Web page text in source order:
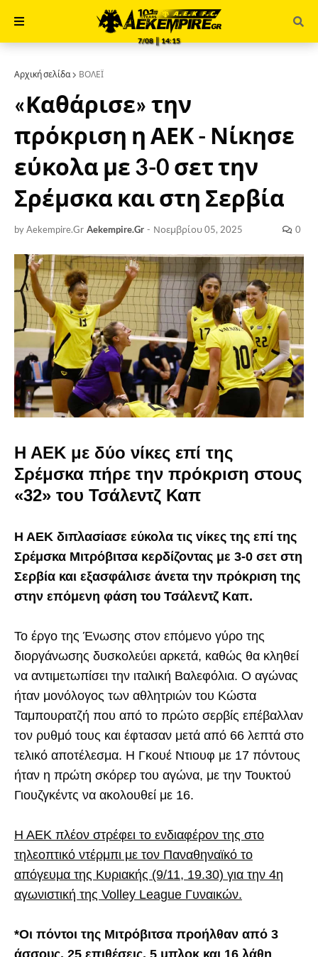
7/08 ║ 14:15
Αρχική σελίδα ΒΟΛΕΪ
«Καθάρισε» την
πρόκριση η ΑΕΚ - Νίκησε
εύκολα με 3-0 σετ την
Σρέμσκα και στη Σερβία
by Aekempire.Gr Aekempire.Gr - Νοεμβρίου 05, 2025 0
Η ΑΕΚ με δύο νίκες επί της
Σρέμσκα πήρε την πρόκριση στους
«32» του Τσάλεντζ Καπ
Η ΑΕΚ διπλασίασε εύκολα τις νίκες της επί της
Σρέμσκα Μιτρόβιτσα κερδίζοντας με 3-0 σετ στη
Σερβία και εξασφάλισε άνετα την πρόκριση της
στην επόμενη φάση του Τσάλεντζ Καπ.
Το έργο της Ένωσης στον επόμενο γύρο της
διοργάνωσης δυσκολεύει αρκετά, καθώς θα κληθεί
να αντιμετωπίσει την ιταλική Βαλεφόλια. Ο αγώνας
ήταν μονόλογος των αθλητριών του Κώστα
Ταμπουρατζή που από το πρώτο σερβίς επέβαλλαν
τον ρυθμό τους και έφτασαν μετά από 66 λεπτά στο
τελικό αποτέλεσμα. Η Γκουέ Ντιουφ με 17 πόντους
ήταν η πρώτη σκόρερ του αγώνα, με την Τουκτού
Γιουζγκέντς να ακολουθεί με 16.
Η ΑΕΚ πλέον στρέφει το ενδιαφέρον της στο
τηλεοπτικό ντέρμπι με τον Παναθηναϊκό το
απόγευμα της Κυριακής (9/11, 19.30) για την 4η
αγωνιστική της Volley League Γυναικών.
*Οι πόντοι της Μιτρόβιτσα προήλθαν από 3
άσσους, 25 επιθέσεις, 5 μπλοκ και 16 λάθη